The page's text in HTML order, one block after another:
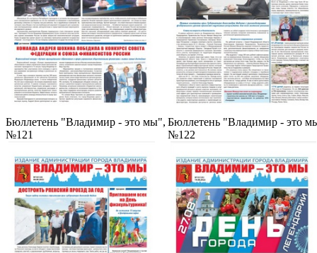
Бюллетень "Владимир - это мы",
№121
Бюллетень "Владимир - это
№122